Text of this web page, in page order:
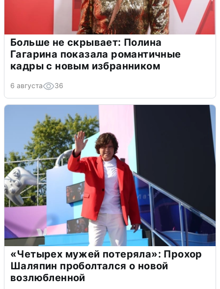
Больше не скрывает: Полина
Гагарина показала романтичные
кадры с новым избранником
6 августа 36
«Четырех мужей потеряла»: Прохор
Шаляпин проболтался о новой
возлюбленной